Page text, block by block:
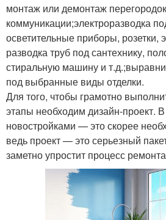
монтаж или демонтаж
коммуникации;электроразводка
осветительные приборы, розетки,
разводка труб под сантехнику,
стиральную машину и
под выбранные виды отделки.
Для того, чтобы грамотно
этапы необходим дизайн-проект.
новостройками — это скорее
ведь проект — это серьезный
заметно упростит процесс